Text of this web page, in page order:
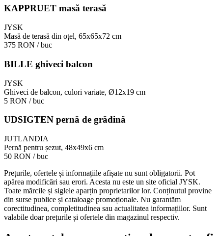
KAPPRUET masă terasă
JYSK
Masă de terasă din oțel, 65x65x72 cm
375 RON / buc
BILLE ghiveci balcon
JYSK
Ghiveci de balcon, culori variate, Ø12x19 cm
5 RON / buc
UDSIGTEN pernă de grădină
JUTLANDIA
Pernă pentru șezut, 48x49x6 cm
50 RON / buc
Prețurile, ofertele și informațiile afișate nu sunt obligatorii. Pot
apărea modificări sau erori. Acesta nu este un site oficial JYSK.
Toate mărcile și siglele aparțin proprietarilor lor. Conținutul provine
din surse publice și cataloage promoționale. Nu garantăm
corectitudinea, completitudinea sau actualitatea informațiilor. Sunt
valabile doar prețurile și ofertele din magazinul respectiv.